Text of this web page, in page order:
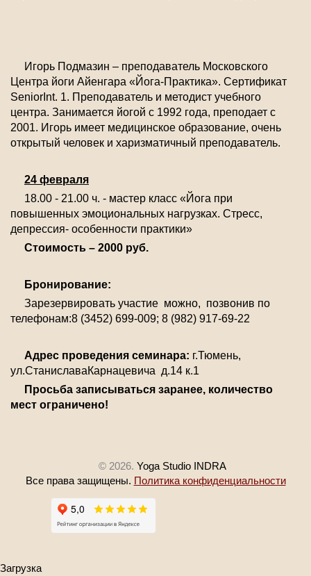
Игорь Подмазин – преподаватель Московского
Центра йоги Айенгара «Йога-Практика». Сертификат
SeniorInt. 1. Преподаватель и методист учебного
центра. Занимается йогой с 1992 года, преподает с
2001. Игорь имеет медицинское образование, очень
открытый человек и харизматичный преподаватель.
24 февраля
18.00 - 21.00 ч. - мастер класс «Йога при
повышенных эмоциональных нагрузках. Стресс,
депрессия- особенности практики»
Стоимость – 2000 руб.
Бронирование:
Зарезервировать участие можно, позвонив по
телефонам:8 (3452) 699-009; 8 (982) 917-69-22
Адрес проведения семинара: г.Тюмень,
ул.СтаниславаКарнацевича д.14 к.1
Просьба записываться заранее, количество
мест ограничено!
© 2026. Yoga Studio INDRA
Все права защищены. Политика конфиденциальности
Загрузка